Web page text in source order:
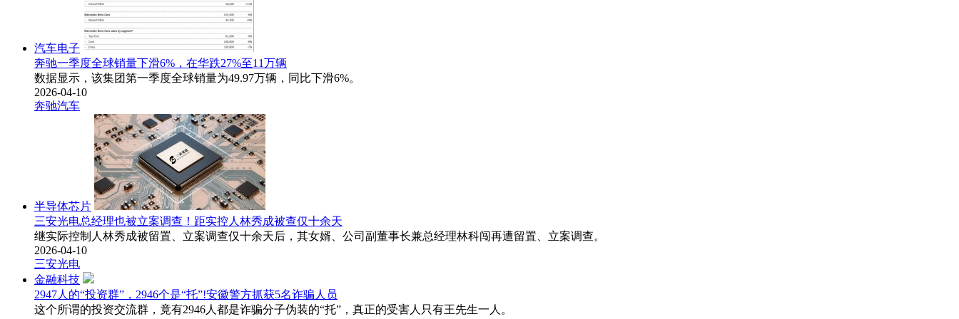
汽车电子
奔驰一季度全球销量下滑6%，在华跌27%至11万辆
数据显示，该集团第一季度全球销量为49.97万辆，同比下滑6%。
2026-04-10
奔驰汽车
半导体芯片
三安光电总经理也被立案调查！距实控人林秀成被查仅十余天
继实际控制人林秀成被留置、立案调查仅十余天后，其女婿、公司副董事长兼总经理林科闯再遭留置、立案调查。
2026-04-10
三安光电
金融科技
2947人的“投资群”，2946个是“托”!安徽警方抓获5名诈骗人员
这个所谓的投资交流群，竟有2946人都是诈骗分子伪装的“托”，真正的受害人只有王先生一人。